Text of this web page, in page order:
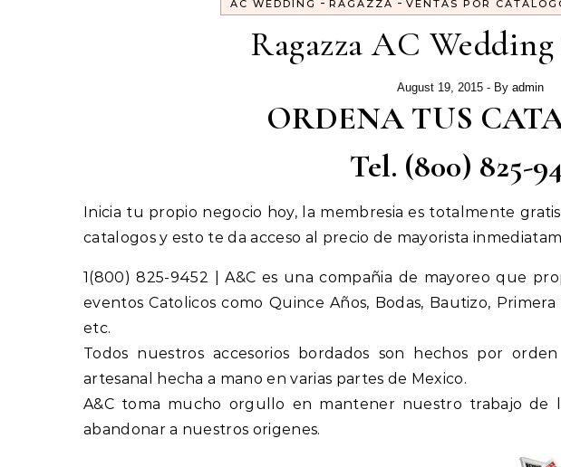
AC WEDDING RAGAZZA VENTAS POR
Ragazza AC
August 19, 2015 - By admin
ORDENA TUS
Tel. (800) 825-
Inicia tu propio negocio hoy, la membresia es totalmente
catalogos y esto te da acceso al precio de mayorista
1(800) 825-9452 | A&C es una compañia de mayoreo que
eventos Catolicos como Quince Años, Bodas, Bautizo,
etc.
Todos nuestros accesorios bordados son hechos por
artesanal hecha a mano en varias partes de Mexico.
A&C toma mucho orgullo en mantener nuestro trabajo de
abandonar a nuestros origenes.